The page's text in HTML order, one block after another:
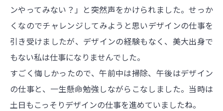
ンやってみない？」と突然声をかけられました。せっか
くなのでチャレンジしてみようと思いデザインの仕事を
引き受けましたが、デザインの経験もなく、美大出身で
もない私は仕事になりませんでした。
すごく悔しかったので、午前中は掃除、午後はデザイン
の仕事と、一生懸命勉強しながらこなしました。当時は
土日もこっそりデザインの仕事を進めていましたね。